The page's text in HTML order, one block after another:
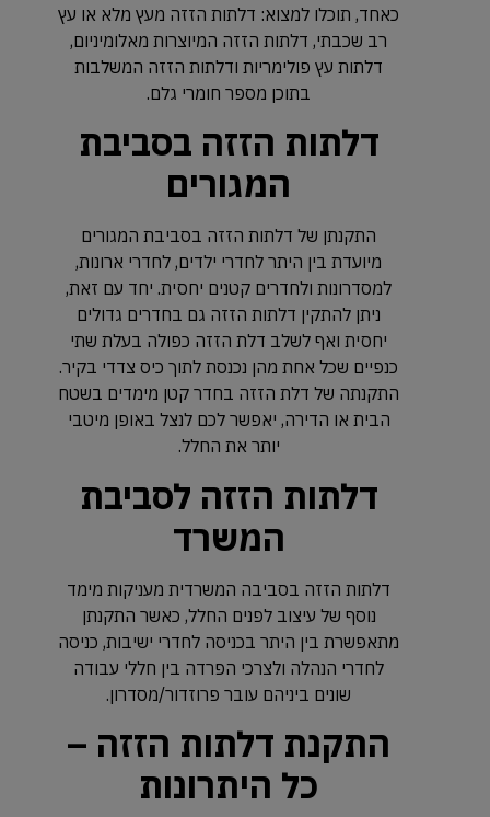
כאחד, תוכלו למצוא: דלתות הזזה מעץ מלא או עץ
רב שכבתי, דלתות הזזה המיוצרות מאלומיניום,
דלתות עץ פולימריות ודלתות הזזה המשלבות
בתוכן מספר חומרי גלם.
דלתות הזזה בסביבת
המגורים
התקנתן של דלתות הזזה בסביבת המגורים
מיועדת בין היתר לחדרי ילדים, לחדרי ארונות,
למסדרונות ולחדרים קטנים יחסית. יחד עם זאת,
ניתן להתקין דלתות הזזה גם בחדרים גדולים
יחסית ואף לשלב דלת הזזה כפולה בעלת שתי
כנפיים שכל אחת מהן נכנסת לתוך כיס צדדי בקיר.
התקנתה של דלת הזזה בחדר קטן מימדים בשטח
הבית או הדירה, יאפשר לכם לנצל באופן מיטבי
יותר את החלל.
דלתות הזזה לסביבת
המשרד
דלתות הזזה בסביבה המשרדית מעניקות מימד
נוסף של עיצוב לפנים החלל, כאשר התקנתן
מתאפשרת בין היתר בכניסה לחדרי ישיבות, כניסה
לחדרי הנהלה ולצרכי הפרדה בין חללי עבודה
שונים ביניהם עובר פרוזדור/מסדרון.
התקנת דלתות הזזה –
כל היתרונות